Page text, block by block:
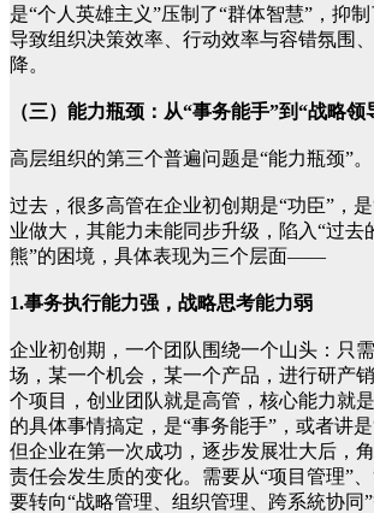
是“个人英雄主义”压制了“群体智慧”，抑
导致组织决策效率、行动效率与容错氛围
降。
（三）能力瓶颈：从“事务能手”到“战略
高层组织的第三个普遍问题是“能力瓶颈”。
过去，很多高管在企业初创期是“功臣”，
业做大，其能力未能同步升级，陷入“过去
熊”的困境，具体表现为三个层面——
1.事务执行能力强，战略思考能力弱
企业初创期，一个团队围绕一个山头：只
场，某一个机会，某一个产品，进行研产
个项目，创业团队就是高管，核心能力就
的具体事情搞定，是“事务能手”，或者讲是
但企业在第一次成功，逐步发展壮大后，
责任会发生质的变化。需要从“项目管理”、
要转向“战略管理、组织管理、跨系統协同